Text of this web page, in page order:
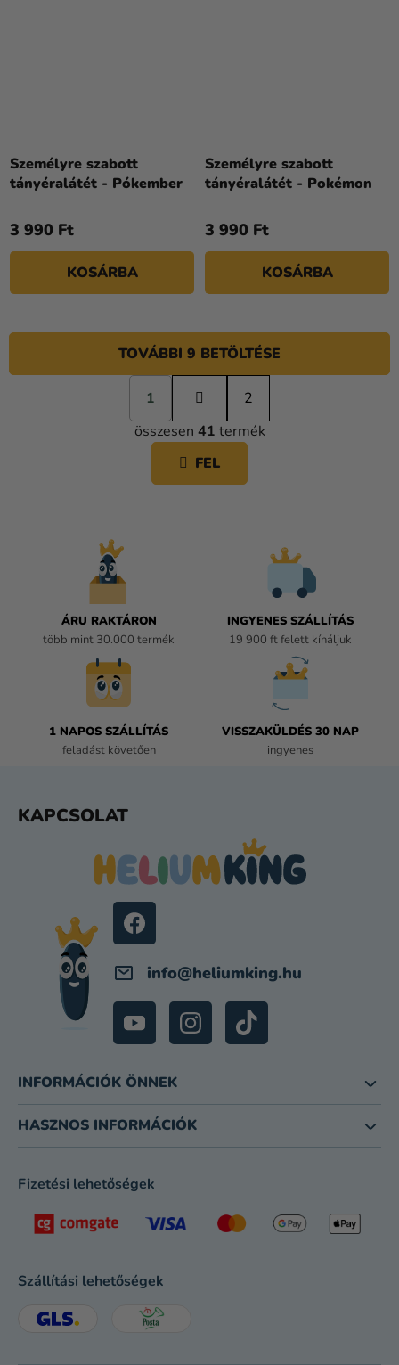
Személyre szabott
tányéralátét - Pókember
3 990 Ft
KOSÁRBA
Személyre szabott
tányéralátét - Pokémon
3 990 Ft
KOSÁRBA
L
I
S
T
TOVÁBBI 9 BETÖLTÉSE
L
a
p
o
á
s
1
2
összesen 41 termék
FEL
ÁRU RAKTÁRON
több mint 30.000 termék
INGYENES SZÁLLÍTÁS
19 900 ft felett kínáljuk
1 NAPOS SZÁLLÍTÁS
feladást követően
VISSZAKÜLDÉS 30 NAP
ingyenes
KAPCSOLAT
info@heliumking.hu
INFORMÁCIÓK ÖNNEK
HASZNOS INFORMÁCIÓK
Fizetési lehetőségek
Szállítási lehetőségek